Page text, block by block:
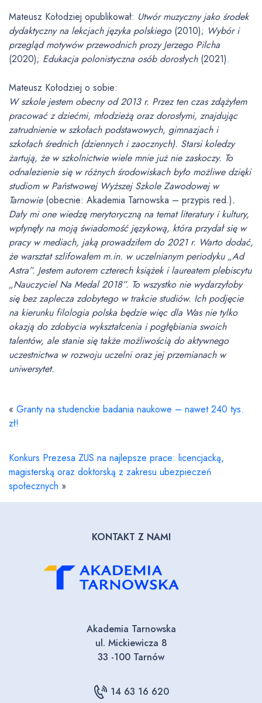
Mateusz Kołodziej opublikował: Utwór muzyczny jako środek
dydaktyczny na lekcjach języka polskiego(2010); Wybór i
przegląd motywów przewodnich prozy Jerzego Pilcha
(2020); Edukacja polonistyczna osób dorosłych (2021).
Mateusz Kołodziej o sobie:
W szkole jestem obecny od 2013 r. Przez ten czas zdążyłem
pracować z dziećmi, młodzieżą oraz dorosłymi, znajdując
zatrudnienie w szkołach podstawowych, gimnazjach i
szkołach średnich (dziennych i zaocznych). Starsi koledzy
żartują, że w szkolnictwie wiele mnie już nie zaskoczy. To
odnalezienie się w różnych środowiskach było możliwe dzięki
studiom w Państwowej Wyższej Szkole Zawodowej w
Tarnowie(obecnie: Akademia Tarnowska – przypis red.).
Dały mi one wiedzę merytoryczną na temat literatury i kultury,
wpłynęły na moją świadomość językową, która przydał się w
pracy w mediach, jaką prowadziłem do 2021 r. Warto dodać,
że warsztat szlifowałem m.in. w uczelnianym periodyku „Ad
Astra”. Jestem autorem czterech książek i laureatem plebiscytu
„Nauczyciel Na Medal 2018”. To wszystko nie wydarzyłoby
się bez zaplecza zdobytego w trakcie studiów. Ich podjęcie
na kierunku filologia polska będzie więc dla Was nie tylko
okazją do zdobycia wykształcenia i pogłębiania swoich
talentów, ale stanie się także możliwością do aktywnego
uczestnictwa w rozwoju uczelni oraz jej przemianach w
uniwersytet.
« Granty na studenckie badania naukowe – nawet 240 tys.
zł!
Konkurs Prezesa ZUS na najlepsze prace: licencjacką,
magisterską oraz doktorską z zakresu ubezpieczeń
społecznych »
KONTAKT Z NAMI
Akademia Tarnowska
ul. Mickiewicza 8
33 -100 Tarnów
14 63 16 620